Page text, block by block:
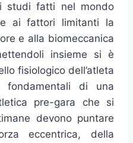
studi fatti nel mondo
ai fattori limitanti la
e alla biomeccanica
insieme si è
fisiologico dell’atleta
fondamentali di una
pre-gara che si
devono puntare
eccentrica, della